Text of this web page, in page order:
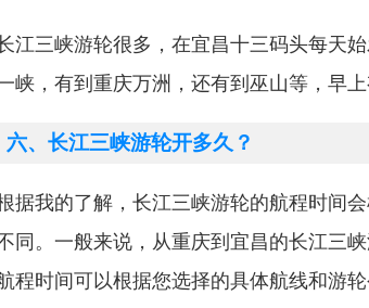
江三峡游轮很多，在宜昌十三码头每天
峡，有到重庆万洲，还有到巫山等，早上
六、长江三峡游轮开多久？
据我的了解，长江三峡游轮的航程时间
同。一般来说，从重庆到宜昌的长江三
程时间可以根据您选择的具体航线和游